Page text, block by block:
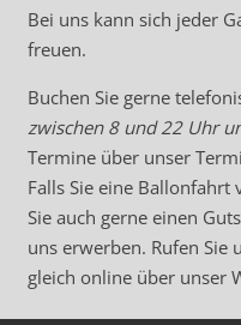
Bei uns kann sich jeder
freuen.
Buchen Sie gerne
zwischen 8 und 22 Uhr
Termine über unser
Falls Sie eine Ballonfahrt
Sie auch gerne einen
uns erwerben. Rufen Sie
gleich online über unser